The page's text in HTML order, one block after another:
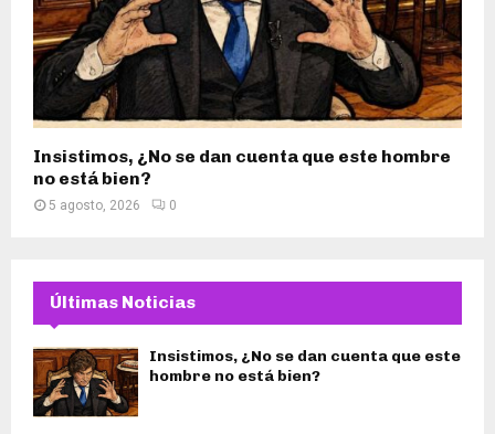
Insistimos, ¿No se dan cuenta que este hombre
no está bien?
5 agosto, 2026 0
Últimas Noticias
Insistimos, ¿No se dan cuenta que este
hombre no está bien?